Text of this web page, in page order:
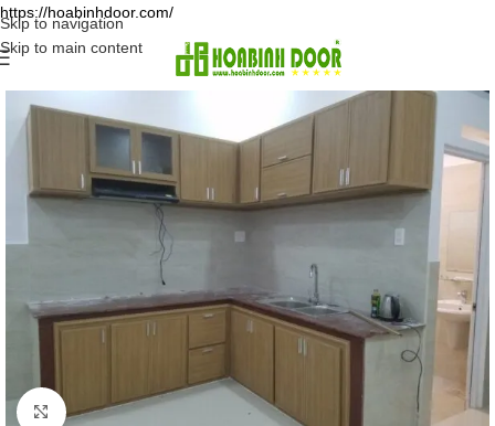
https://hoabinhdoor.com/
Skip to navigation
Skip to main content
Click to enlarge